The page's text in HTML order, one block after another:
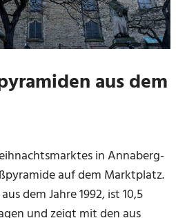
aus dem
in Annaberg-
auf dem Marktplatz.
dem Jahre 1992, ist 10,5
und zeigt mit den aus